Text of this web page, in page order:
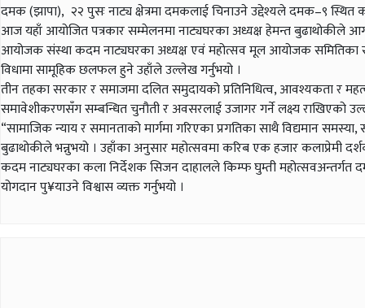
दमक (झापा), २२ पुसः नाट्य क्षेत्रमा दमकलाई चिनाउने उद्देश्यले दमक–९
आज यहाँ आयोजित पत्रकार सम्मेलनमा नाट्यघरका अध्यक्ष हेमन्त बुढाथोकीले
आयोजक संस्था कदम नाट्यघरका अध्यक्ष एवं महोत्सव मूल आयोजक समितिका
विधामा सामूहिक छलफल हुने उहाँले उल्लेख गर्नुभयो ।
तीन तहका सरकार र समाजमा दलित समुदायको प्रतिनिधित्व, आवश्यकता र
समावेशीकरणसँग सम्बन्धित चुनौती र अवसरलाई उजागर गर्ने लक्ष्य राखिएको
“सामाजिक न्याय र समानताको मार्गमा गरिएका प्रगतिका साथै विद्यमान
बुढाथोकीले भन्नुभयो । उहाँका अनुसार महोत्सवमा करिब एक हजार कलाप्रेमी
कदम नाट्यघरका कला निर्देशक सिजन दाहालले किम्फ घुम्ती महोत्सवअन्तर्गत
योगदान पु¥याउने विश्वास व्यक्त गर्नुभयो ।